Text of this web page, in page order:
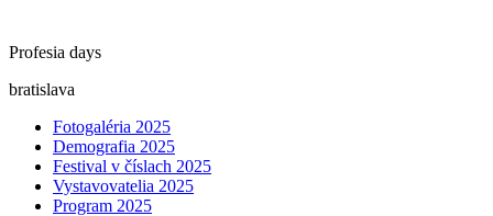
Profesia days
bratislava
Fotogaléria 2025
Demografia 2025
Festival v číslach 2025
Vystavovatelia 2025
Program 2025